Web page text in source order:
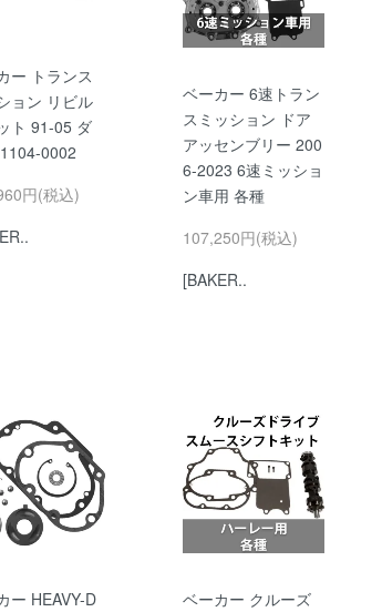
ー トランス
ョン リビル
ト 91-05 ダ
0002
円(税込)
ベーカー 6速トラン
スミッション ドア
アッセンブリー 200
6-2023 6速ミッショ
ン車用 各種
107,250円(税込)
[BAKER..
ー HEAVY-D
ベーカー クルーズ